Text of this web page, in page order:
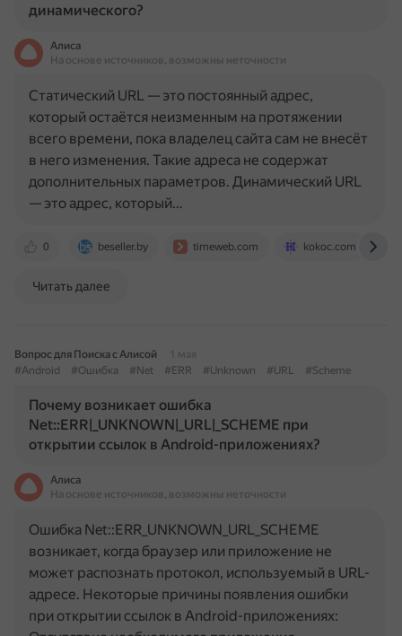
динамического?
Алиса
На основе источников, возможны неточности
0 beseller.by timeweb.com kokoc.com
Статический URL — это постоянный адрес,
который остаётся неизменным на протяжении
всего времени, пока владелец сайта сам не внесёт
в него изменения. Такие адреса не содержат
дополнительных параметров. Динамический URL
— это адрес, который…
Читать далее
Вопрос для Поиска с Алисой
1 мая
#Android
#Ошибка #Net #ERR #Unknown #URL #Scheme
Почему возникает ошибка
Net::ERR|_UNKNOWN|_URL|_SCHEME при
открытии ссылок в Android-приложениях?
Алиса
На основе источников, возможны неточности
Ошибка Net::ERR_UNKNOWN_URL_SCHEME
возникает, когда браузер или приложение не
может распознать протокол, используемый в URL-
адресе. Некоторые причины появления ошибки
при открытии ссылок в Android-приложениях: